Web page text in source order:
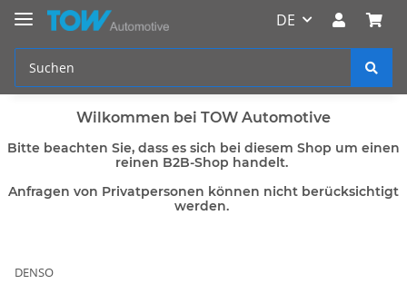
DE
Wilkommen bei TOW Automotive
Bitte beachten Sie, dass es sich bei diesem Shop um einen
reinen B2B-Shop handelt.
Anfragen von Privatpersonen können nicht berücksichtigt
werden.
DENSO